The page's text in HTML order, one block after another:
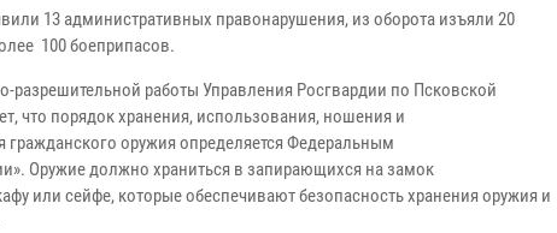
13 административных правонарушения, из оборота изъяли 20
100 боеприпасов.
разрешительной работы Управления Росгвардии по Псковской
что порядок хранения, использования, ношения и
гражданского оружия определяется Федеральным
Оружие должно храниться в запирающихся на замок
или сейфе, которые обеспечивают безопасность хранения оружия и